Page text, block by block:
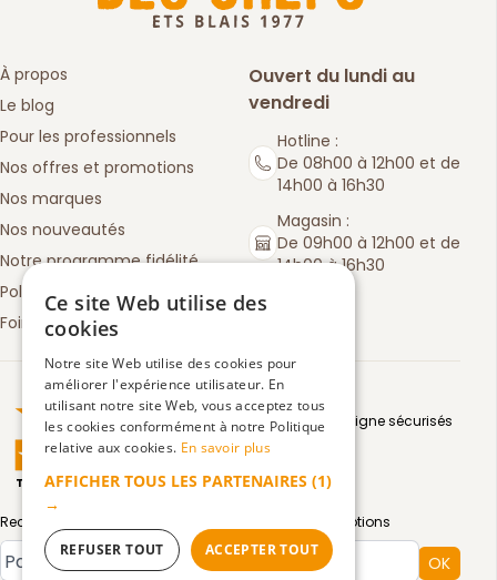
À propos
Le blog
Pour les professionnels
Nos offres et promotions
Nos marques
Nos nouveautés
Notre programme fidélité
Politique de retours
Foire aux questions
Ouvert du lundi au
vendredi
Hotline :
De 08h00 à 12h00 et de
14h00 à 16h30
Magasin :
De 09h00 à 12h00 et de
14h00 à 16h30
Truspilot : La Boutique des chefs
TrustScore4.5 | 3083avis
Moyens de paiement en ligne sécurisés
Recevez par email toute notre actualité et nos promotions
Type de compte OK
Ce site Web utilise des
cookies
Notre site Web utilise des cookies pour
améliorer l'expérience utilisateur. En
utilisant notre site Web, vous acceptez tous
les cookies conformément à notre Politique
relative aux cookies. En savoir plus
AFFICHER TOUS LES PARTENAIRES (1)
→
ACCEPTER TOUT
REFUSER TOUT